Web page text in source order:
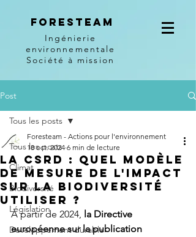
Foresteam
Ingénierie
environnementale
Société à mission
Post
Tous les posts
Climat
Biodiversité
Législation
Développement durable
Tous les posts
La CSRD : Quel modèle
de mesure de l'impact
sur la biodiversité
utiliser ?
Foresteam - Actions pour l'environnement
18 oct. 2024 6 min de lecture
À partir de 2024, la Directive
européenne sur la publication